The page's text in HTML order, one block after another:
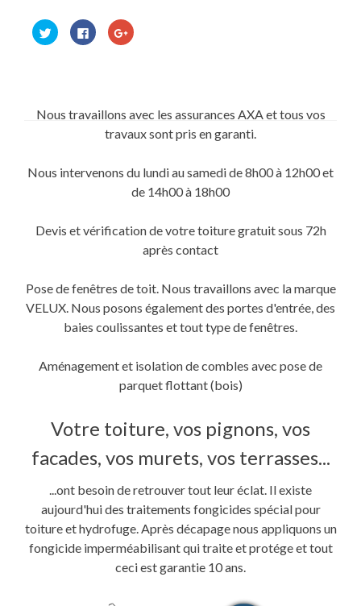
Cliquez
pour
partager
Cliquez
pour
partager
Cliquez
pour
fenêtre)
Nous travaillons avec les assurances AXA et tous vos
travaux sont pris en garanti.
Nous intervenons du lundi au samedi de 8h00 à 12h00 et
de 14h00 à 18h00
Devis et vérification de votre toiture gratuit sous 72h
après contact
Pose de fenêtres de toit. Nous travaillons avec la marque
VELUX. Nous posons également des portes d'entrée, des
baies coulissantes et tout type de fenêtres.
Aménagement et isolation de combles avec pose de
parquet flottant (bois)
Votre toiture, vos pignons, vos
facades, vos murets, vos terrasses...
...ont besoin de retrouver tout leur éclat. Il existe
aujourd'hui des traitements fongicides spécial pour
toiture et hydrofuge. Après décapage nous appliquons un
fongicide imperméabilisant qui traite et protége et tout
ceci est garantie 10 ans.